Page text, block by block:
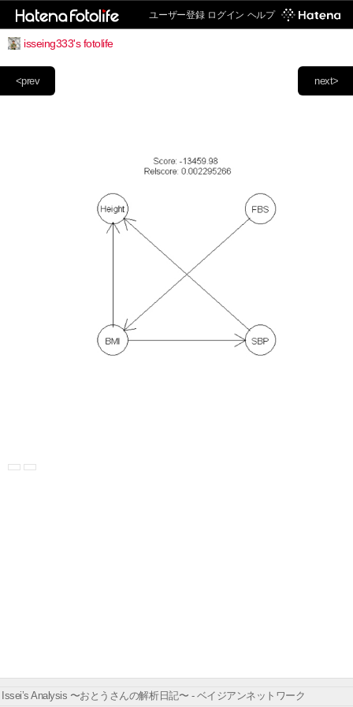
ユーザー登録 ログイン ヘルプ
isseing333's fotolife
next>
<prev
Issei’s Analysis 〜おとうさんの解析日記〜 - ベイジアンネットワーク